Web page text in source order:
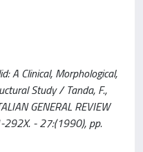
A Clinical, Morphological,
Study / Tanda, F.,
GENERAL REVIEW
292X. - 27:(1990), pp.